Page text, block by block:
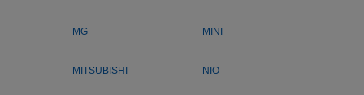
MG MINI
MITSUBISHI NIO